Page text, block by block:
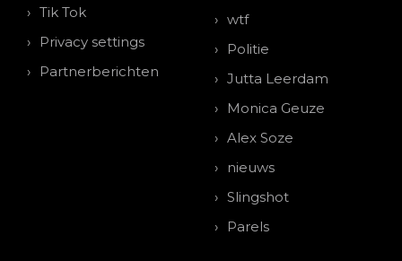
Tik Tok
Privacy settings
Partnerberichten
wtf
Politie
Jutta Leerdam
Monica Geuze
Alex Soze
nieuws
Slingshot
Parels